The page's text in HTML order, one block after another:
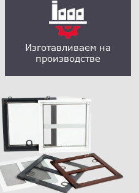
Изготавливаем на
производстве